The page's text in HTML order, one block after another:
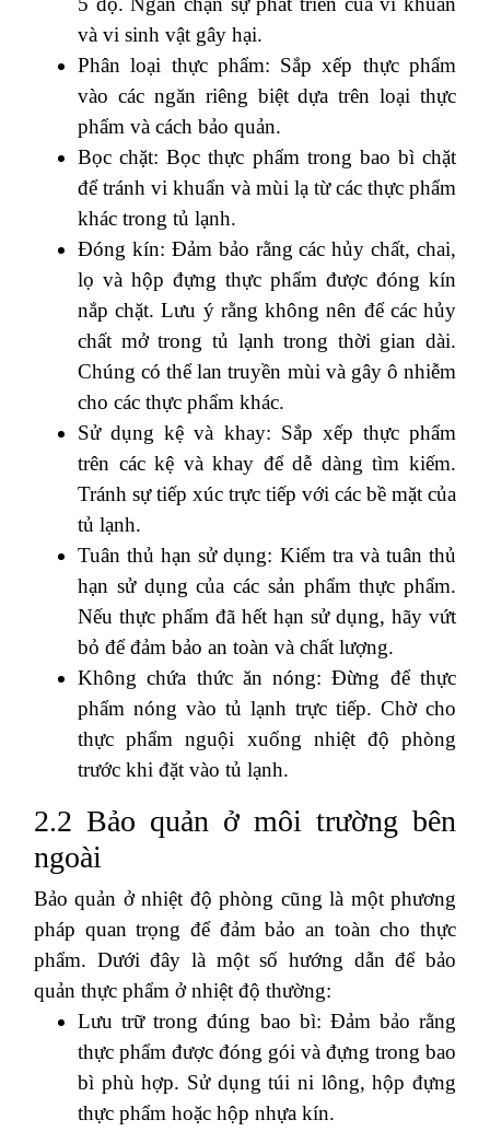
và vi sinh vật gây hại.
Phân loại thực phẩm: Sắp xếp thực phẩm
vào các ngăn riêng biệt dựa trên loại thực
phẩm và cách bảo quản.
Bọc chặt: Bọc thực phẩm trong bao bì chặt
để tránh vi khuẩn và mùi lạ từ các thực phẩm
khác trong tủ lạnh.
Đóng kín: Đảm bảo rằng các hủy chất, chai,
lọ và hộp đựng thực phẩm được đóng kín
nắp chặt. Lưu ý rằng không nên để các hủy
chất mở trong tủ lạnh trong thời gian dài.
Chúng có thể lan truyền mùi và gây ô nhiễm
cho các thực phẩm khác.
Sử dụng kệ và khay: Sắp xếp thực phẩm
trên các kệ và khay để dễ dàng tìm kiếm.
Tránh sự tiếp xúc trực tiếp với các bề mặt của
tủ lạnh.
Tuân thủ hạn sử dụng: Kiểm tra và tuân thủ
hạn sử dụng của các sản phẩm thực phẩm.
Nếu thực phẩm đã hết hạn sử dụng, hãy vứt
bỏ để đảm bảo an toàn và chất lượng.
Không chứa thức ăn nóng: Đừng để thực
phẩm nóng vào tủ lạnh trực tiếp. Chờ cho
thực phẩm nguội xuống nhiệt độ phòng
trước khi đặt vào tủ lạnh.
2.2 Bảo quản ở môi trường bên
ngoài
Bảo quản ở nhiệt độ phòng cũng là một phương
pháp quan trọng để đảm bảo an toàn cho thực
phẩm. Dưới đây là một số hướng dẫn để bảo
quản thực phẩm ở nhiệt độ thường:
Lưu trữ trong đúng bao bì: Đảm bảo rằng
thực phẩm được đóng gói và đựng trong bao
bì phù hợp. Sử dụng túi ni lông, hộp đựng
thực phẩm hoặc hộp nhựa kín.